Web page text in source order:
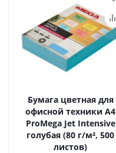
Бумага цветная для
офисной техники А4
ProMega Jet Intensive
голубая (80 г/м², 500
листов)